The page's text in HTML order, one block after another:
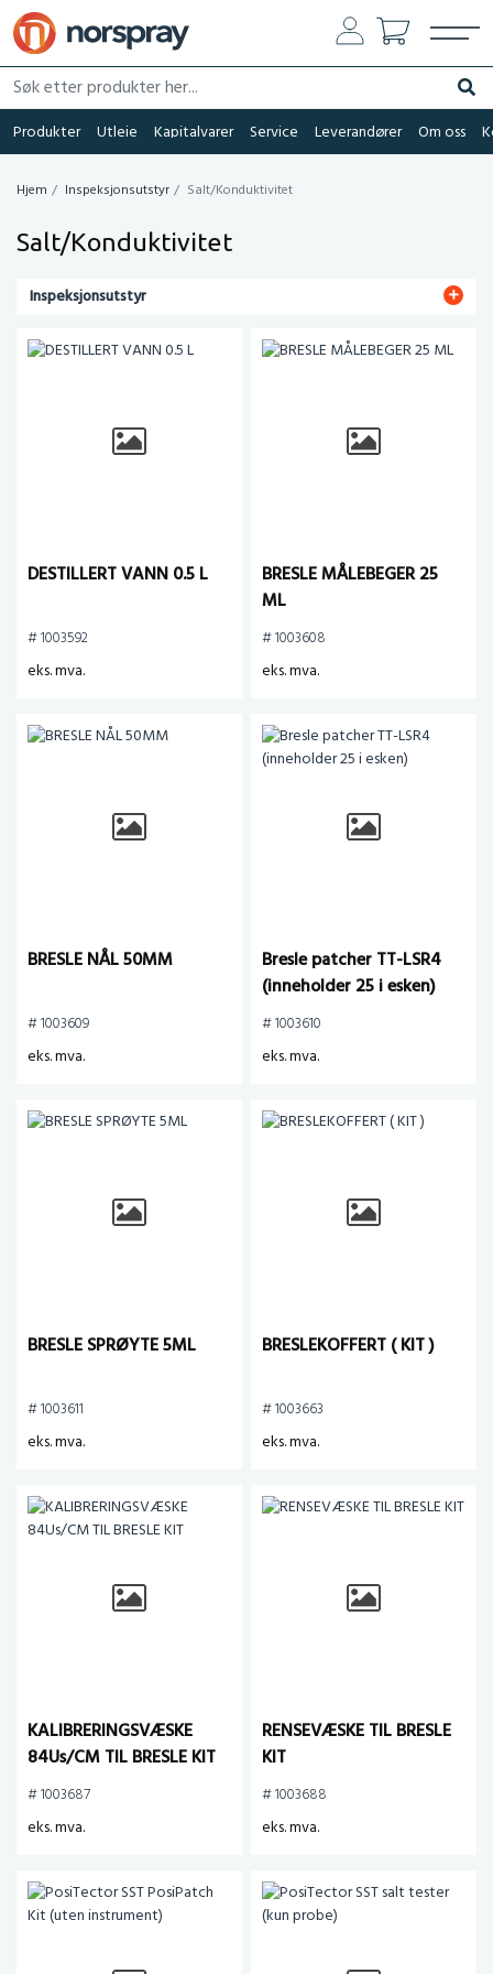
Søk etter produkter her...
Søk
Produkter Utleie Kapitalvarer Service Leverandører Om oss
Hjem Inspeksjonsutstyr Salt/Konduktivitet
Salt/Konduktivitet
Inspeksjonsutstyr
DESTILLERT VANN 0.5 L
# 1003592
eks. mva.
BRESLE MÅLEBEGER 25
ML
# 1003608
eks. mva.
BRESLE NÅL 50MM
# 1003609
eks. mva.
Bresle patcher TT-LSR4
(inneholder 25 i esken)
# 1003610
eks. mva.
BRESLE SPRØYTE 5ML
# 1003611
eks. mva.
BRESLEKOFFERT ( KIT )
# 1003663
eks. mva.
KALIBRERINGSVÆSKE
84Us/CM TIL BRESLE KIT
# 1003687
eks. mva.
RENSEVÆSKE TIL BRESLE
KIT
# 1003688
eks. mva.